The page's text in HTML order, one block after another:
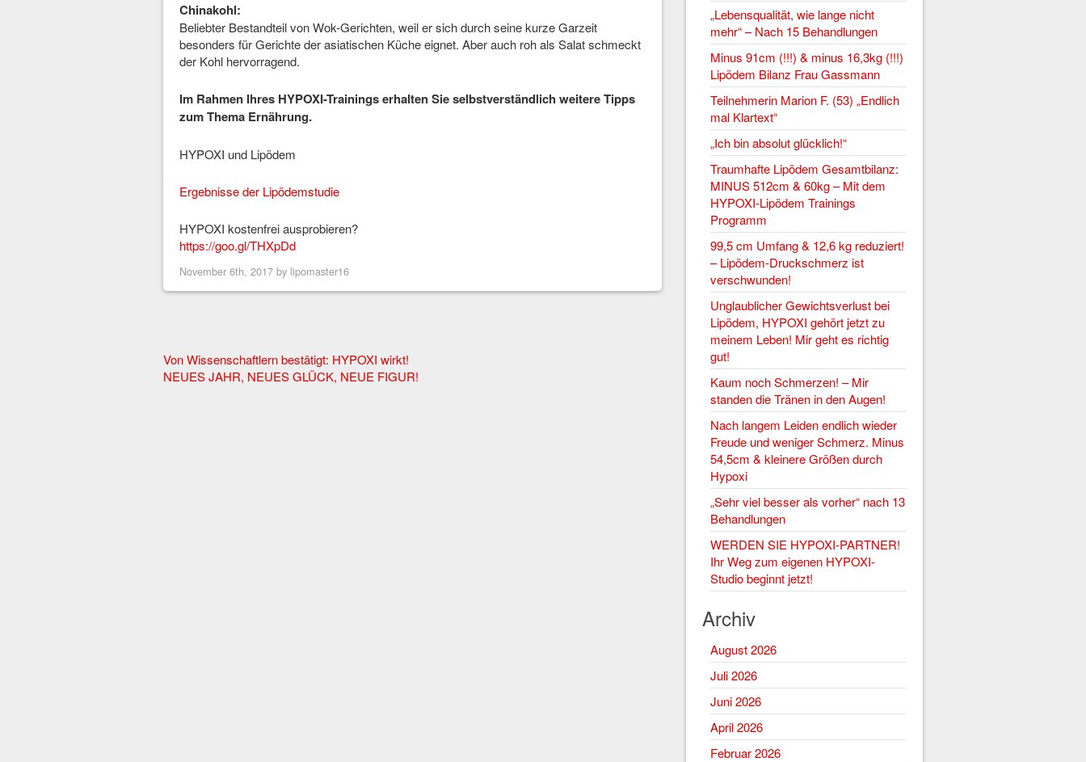
Chinakohl:
Beliebter Bestandteil von Wok-Gerichten, weil er sich durch seine kurze Garzeit
besonders für Gerichte der asiatischen Küche eignet. Aber auch roh als Salat schmeckt
der Kohl hervorragend.
Im Rahmen Ihres HYPOXI-Trainings erhalten Sie selbstverständlich weitere Tipps
zum Thema Ernährung.
HYPOXI und Lipödem
Ergebnisse der Lipödemstudie
HYPOXI kostenfrei ausprobieren?
https://goo.gl/THXpDd
November 6th, 2017 by lipomaster16
Other
Articles
Von Wissenschaftlern bestätigt: HYPOXI wirkt!
NEUES JAHR, NEUES GLÜCK, NEUE FIGUR!
„Lebensqualität, wie lange nicht
mehr“ – Nach 15 Behandlungen
Minus 91cm (!!!) & minus 16,3kg (!!!)
Lipödem Bilanz Frau Gassmann
Teilnehmerin Marion F. (53) „Endlich
mal Klartext“
„Ich bin absolut glücklich!“
Traumhafte Lipödem Gesamtbilanz:
MINUS 512cm & 60kg – Mit dem
HYPOXI-Lipödem Trainings
Programm
99,5 cm Umfang & 12,6 kg reduziert!
– Lipödem-Druckschmerz ist
verschwunden!
Unglaublicher Gewichtsverlust bei
Lipödem, HYPOXI gehört jetzt zu
meinem Leben! Mir geht es richtig
gut!
Kaum noch Schmerzen! – Mir
standen die Tränen in den Augen!
Nach langem Leiden endlich wieder
Freude und weniger Schmerz. Minus
54,5cm & kleinere Größen durch
Hypoxi
„Sehr viel besser als vorher“ nach 13
Behandlungen
WERDEN SIE HYPOXI-PARTNER!
Ihr Weg zum eigenen HYPOXI-
Studio beginnt jetzt!
Archiv
August 2026
Juli 2026
Juni 2026
April 2026
Februar 2026